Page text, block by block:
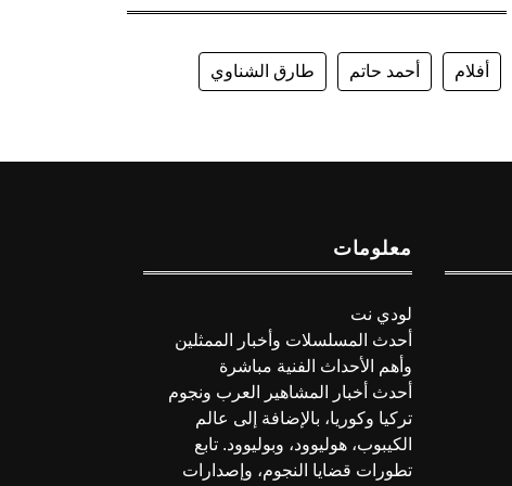
أفلام أحمد حاتم طارق الشناوي
معلومات
لودي نت
أحدث المسلسلات وأخبار الممثلين
وأهم الأحداث الفنية مباشرة
أحدث أخبار المشاهير العرب ونجوم
تركيا وكوريا، بالإضافة إلى عالم
الكيبوب، هوليوود، وبوليوود. تابع
تطورات قضايا النجوم، وإصدارات